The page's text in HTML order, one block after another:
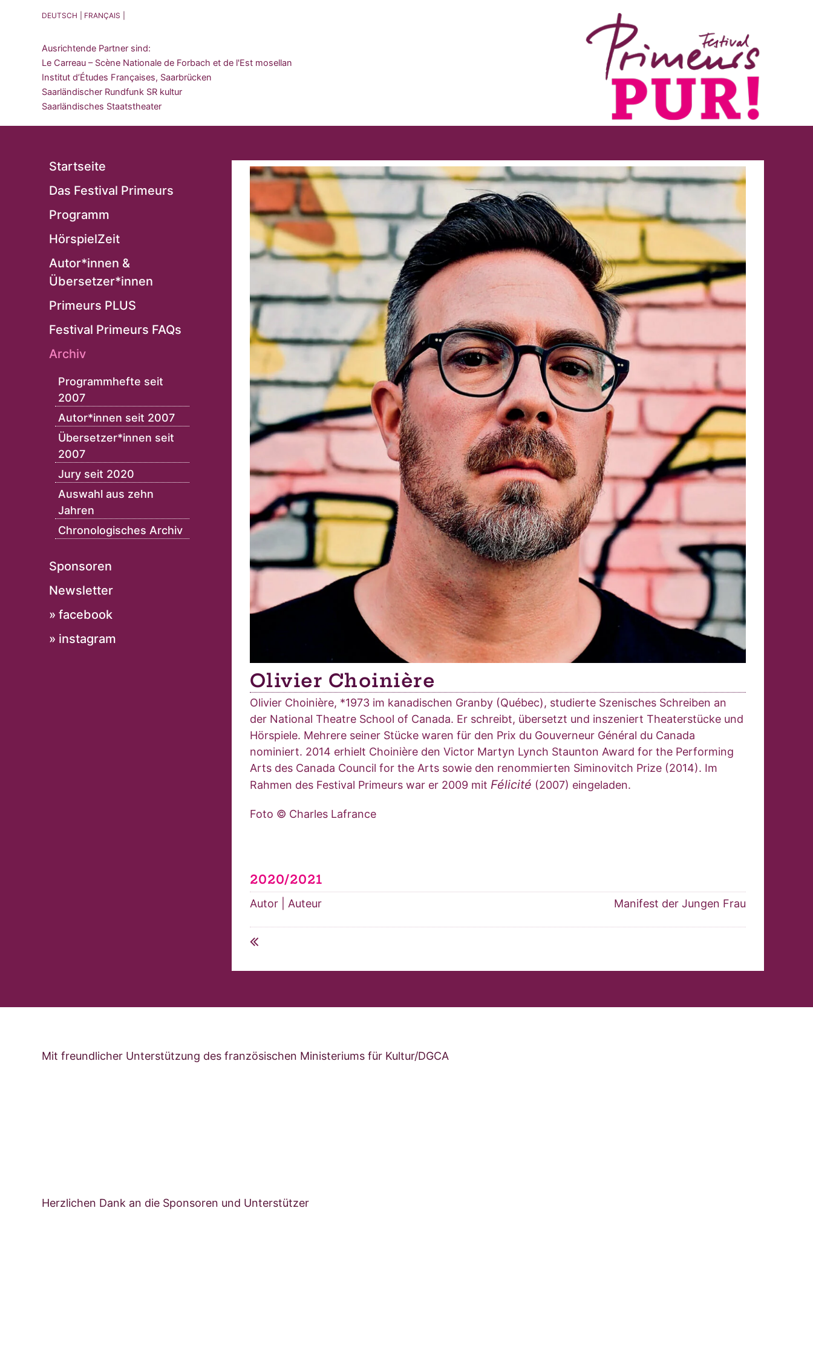
DEUTSCH FRANÇAIS
Ausrichtende Partner sind:
Le Carreau – Scène Nationale de Forbach et de l'Est mosellan
Institut d’Études Françaises, Saarbrücken
Saarländischer Rundfunk SR kultur
Saarländisches Staatstheater
Startseite
Das Festival Primeurs
Programm
HörspielZeit
Autor*innen &
Übersetzer*innen
Primeurs PLUS
Festival Primeurs FAQs
Archiv
Programmhefte seit
2007
Autor*innen seit 2007
Übersetzer*innen seit
2007
Jury seit 2020
Auswahl aus zehn
Jahren
Chronologisches Archiv
Sponsoren
Newsletter
» facebook
» instagram
Olivier Choinière
Olivier Choinière, *1973 im kanadischen Granby (Québec), studierte Szenisches Schreiben an
der National Theatre School of Canada. Er schreibt, übersetzt und inszeniert Theaterstücke und
Hörspiele. Mehrere seiner Stücke waren für den Prix du Gouverneur Général du Canada
nominiert. 2014 erhielt Choinière den Victor Martyn Lynch Staunton Award for the Performing
Arts des Canada Council for the Arts sowie den renommierten Siminovitch Prize (2014). Im
Rahmen des Festival Primeurs war er 2009 mit Félicité (2007) eingeladen.
Foto © Charles Lafrance
2020/2021
Autor | Auteur Manifest der Jungen Frau
Mit freundlicher Unterstützung des französischen Ministeriums für Kultur/DGCA
Herzlichen Dank an die Sponsoren und Unterstützer